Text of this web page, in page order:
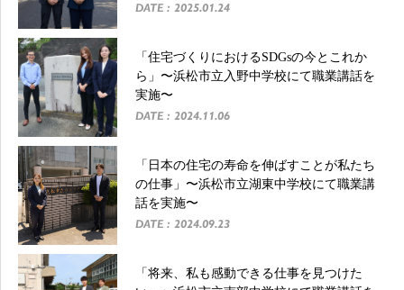
DATE : 2025.01.24
「住宅づくりにおけるSDGsの今とこれか
ら」〜浜松市立入野中学校にて職業講話を
実施〜
DATE : 2024.11.06
「日本の住宅の寿命を伸ばすことが私たち
の仕事」〜浜松市立湖東中学校にて職業講
話を実施〜
DATE : 2024.09.23
「将来、私も感動できる仕事を見つけた